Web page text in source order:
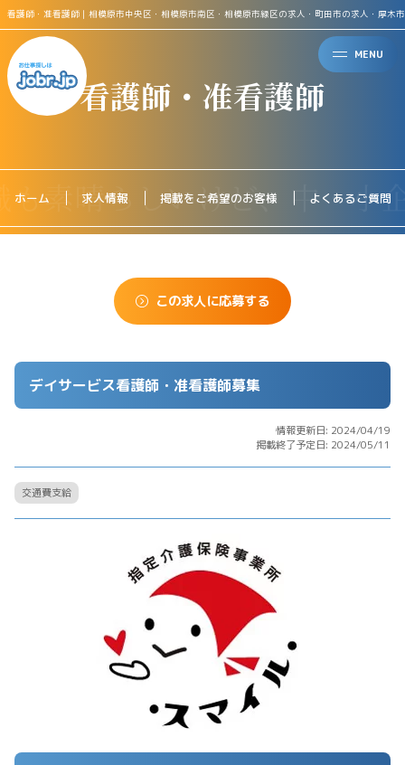
MENU
看護師・准看護師｜相模原市中央区・相模原市南区・相模原市緑区の求人・町田市の求人・厚木
看護師・准看護師
ホーム 求人情報 掲載をご希望のお客様 よくあるご質問
この求人に応募する
デイサービス看護師・准看護師募集
情報更新日: 2024/04/19
掲載終了予定日: 2024/05/11
交通費支給